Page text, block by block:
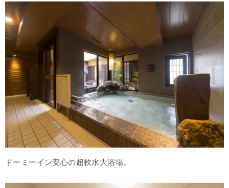
ドーミーイン安心の超軟水大浴場。